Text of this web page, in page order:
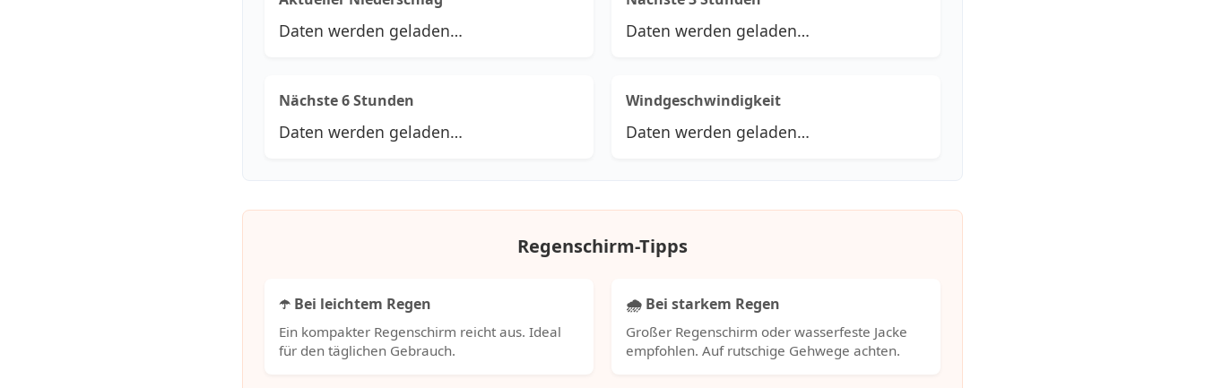
Daten werden geladen… Daten werden geladen…
Nächste 6 Stunden
Daten werden geladen…
Windgeschwindigkeit
Daten werden geladen…
Regenschirm-Tipps
☂️ Bei leichtem Regen
Ein kompakter Regenschirm reicht aus. Ideal
für den täglichen Gebrauch.
🌧️ Bei starkem Regen
Großer Regenschirm oder wasserfeste Jacke
empfohlen. Auf rutschige Gehwege achten.